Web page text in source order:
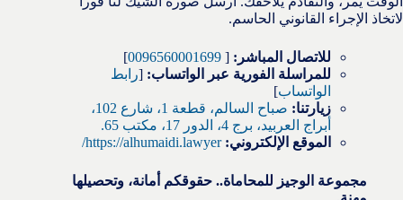
لاتخاذ الإجراء القانوني الحاسم.
للاتصال المباشر: [
0096560001699
]
للمراسلة الفورية عبر الواتساب: [رابط
الواتساب]
زيارتنا:
صباح السالم، قطعة 1، شارع 102،
أبراج العربيد، برج 4، الدور 17، مكتب 65.
الموقع الإلكتروني: https://alhumaidi.lawyer/
مجموعة الوجيز للمحاماة.. حقوقكم أمانة، وتحصيلها